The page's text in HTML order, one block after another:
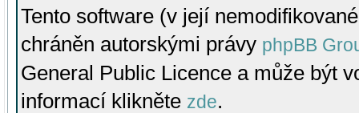
Tento software (v její
chráněn autorskými právy phpBB
General Public Licence a může být
informací klikněte zde.